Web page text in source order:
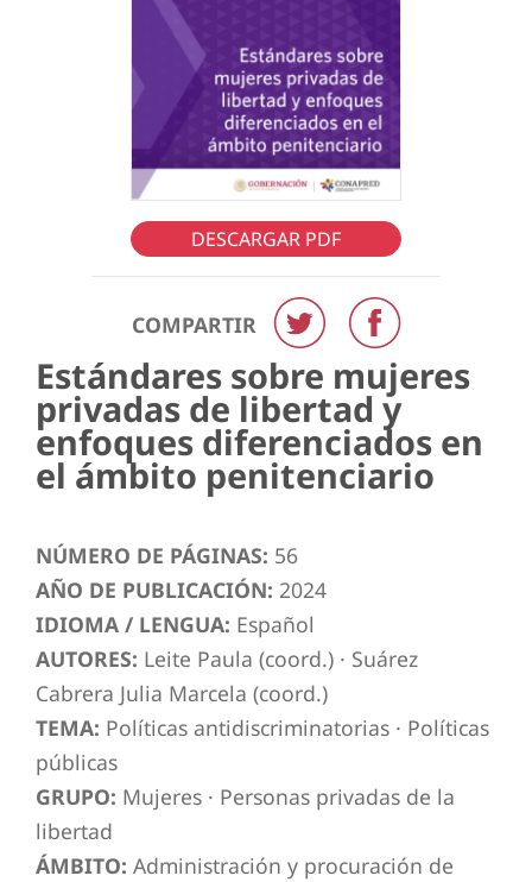
DESCARGAR PDF
COMPARTIR
Estándares sobre mujeres
privadas de libertad y
enfoques diferenciados en
el ámbito penitenciario
NÚMERO DE PÁGINAS: 56
AÑO DE PUBLICACIÓN: 2024
IDIOMA / LENGUA: Español
AUTORES: Leite Paula (coord.) · Suárez
Cabrera Julia Marcela (coord.)
TEMA: Políticas antidiscriminatorias · Políticas
públicas
GRUPO: Mujeres · Personas privadas de la
libertad
ÁMBITO: Administración y procuración de